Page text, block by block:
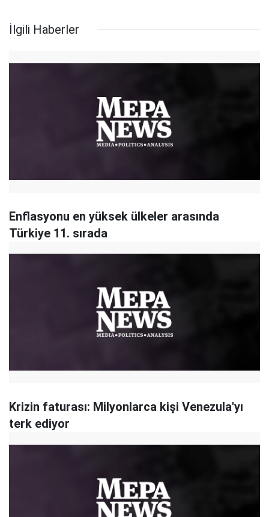
İlgili Haberler
Enflasyonu en yüksek ülkeler arasında
Türkiye 11. sırada
Krizin faturası: Milyonlarca kişi Venezula'yı
terk ediyor